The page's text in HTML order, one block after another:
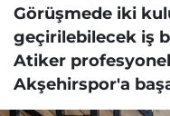
Görüşmede iki
geçirilebilecek iş
Atiker
Akşehirspor'a